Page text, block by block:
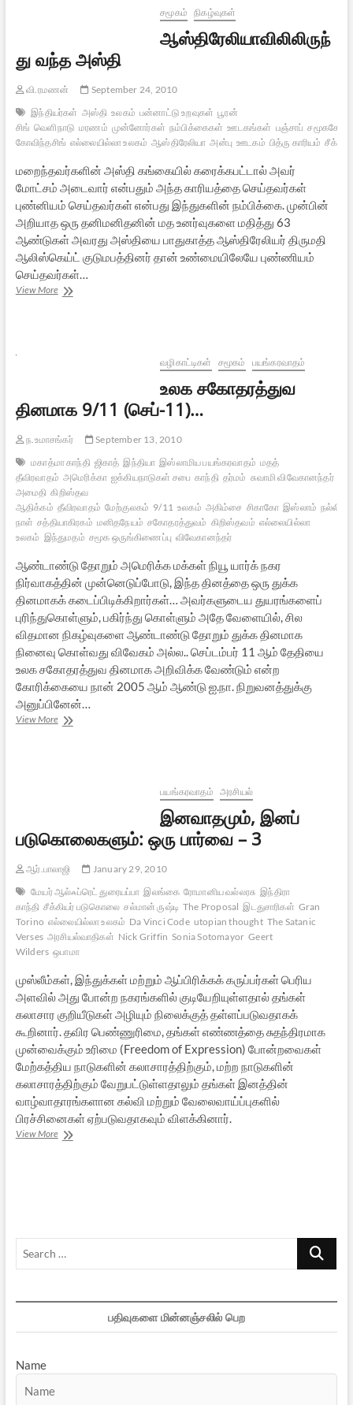
சமூகம் நிகழ்வுகள்
ஆஸ்திரேலியாவிலிலிருந்
து வந்த அஸ்தி
வி.ரமணன்
September 24, 2010
இந்தியர்கள் அஸ்தி உலகம் பன்னாட்டு உறவுகள் பூரன்
சிங் வெளிநாடு மரணம் முன்னோர்கள் நம்பிக்கைகள் ஊடகங்கள் பஞ்சாப்
கோவிந்தசிங் எல்லையில்லா உலகம் ஆஸ்திரேலியா அன்பு ஊடகம் பித்ரு காரியம்
மறைந்தவர்களின் அஸ்தி கங்கையில் கரைக்கபட்டால் அவர்
மோட்சம் அடைவார் என்பதும் அந்த காரியத்தை செய்தவர்கள்
புண்னியம் செய்தவர்கள் என்பது இந்துகளின் நம்பிக்கை. முன்பின்
அறியாத ஒரு தனிமனிதனின் மத உனர்வுகளை மதித்து 63
ஆண்டுகள் அவரது அஸ்தியை பாதுகாத்த ஆஸ்திரேலியர் திருமதி
ஆலிஸ்கெய்ட் குடுமபத்தினர் தான் உண்மையிலேயே புண்ணியம்
செய்தவர்கள்…
View Moreஆஸ்திரேலியாவிலிலிருந்து
வழிகாட்டிகள் சமூகம் பயங்கரவாதம்
உலக சகோதரத்துவ
தினமாக 9/11 (செப்-11)…
ந.உமாசங்கர்
September 13, 2010
மகாத்மா காந்தி ஜிகாத் இந்தியா இஸ்லாமிய பயங்கரவாதம் மதத்
தீவிரவாதம் அமெரிக்கா ஐக்கியநாடுகள் சபை காந்தி தர்மம் சுவாமி விவேகானந்தர்
அமைதி கிறிஸ்தவ
ஆதிக்கம் தீவிரவாதம் மேற்குலகம் 9/11 உலகம் அகிம்சை சிகாகோ இஸ்லாம்
நாள் சத்தியாகிரகம் மனிதநேயம் சகோதரத்துவம் கிறிஸ்தவம் எல்லையில்லா
உலகம் இந்துமதம் சமூக ஒருங்கிணைப்பு விவேகானந்தர்
ஆண்டாண்டு தோறும் அமெரிக்க மக்கள் நியூ யார்க் நகர
நிர்வாகத்தின் முன்னெடுப்போடு, இந்த தினத்தை ஒரு துக்க
தினமாகக் கடைப்பிடிக்கிறார்கள்… அவர்களுடைய துயரங்களைப்
புரிந்துகொள்ளும், பகிர்ந்து கொள்ளும் அதே வேளையில், சில
விதமான நிகழ்வுகளை ஆண்டாண்டு தோறும் துக்க தினமாக
நினைவு கொள்வது விவேகம் அல்ல.. செப்டம்பர் 11 ஆம் தேதியை
உலக சகோதரத்துவ தினமாக அறிவிக்க வேண்டும் என்ற
கோரிக்கையை நான் 2005 ஆம் ஆண்டு ஐ.நா. நிறுவனத்துக்கு
அனுப்பினேன்…
View Moreஉலக
பயங்கரவாதம் அரசியல்
இனவாதமும், இனப்
படுகொலைகளும்: ஒரு பார்வை – 3
ஆர்.பாலாஜி
January 29, 2010
மேயர் ஆல்ஃப்ரெட் துரையப்பா இலங்கை ரோமானிய வல்லரசு இந்திரா
காந்தி சீக்கியர் படுகொலை சல்மான் ருஷ்டி The Proposal இடதுசாரிகள் Gran
Torino எல்லையில்லா உலகம் Da Vinci Code utopian thought The Satanic
Verses அரசியல்வாதிகள் Nick Griffin Sonia Sotomayor Geert
Wilders ஒபாமா
முஸ்லீம்கள், இந்துக்கள் மற்றும் ஆப்பிரிக்கக் கருப்பர்கள் பெரிய
அளவில் அது போன்ற நகரங்களில் குடியேறியுள்ளதால் தங்கள்
கலாசார குறியீடுகள் அழியும் நிலைக்குத் தள்ளப்படுவதாகக்
கூறினார். தவிர பெண்ணுரிமை, தங்கள் எண்ணத்தை சுதந்திரமாக
முன்வைக்கும் உரிமை (Freedom of Expression) போன்றவைகள்
மேற்கத்திய நாடுகளின் கலாசாரத்திற்கும், மற்ற நாடுகளின்
கலாசாரத்திற்கும் வேறுபட்டுள்ளதாலும் தங்கள் இனத்தின்
வாழ்வாதாரங்களான கல்வி மற்றும் வேலைவாய்ப்புகளில்
பிரச்சினைகள் ஏற்படுவதாகவும் விளக்கினார்.
View Moreஇனவாதமும்,
Search
பதிவுகளை மின்னஞ்சலில் பெற
Name